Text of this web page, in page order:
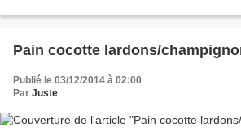
Pain cocotte lardons/
Publié le 03/12/2014 à 02:00
Par Juste